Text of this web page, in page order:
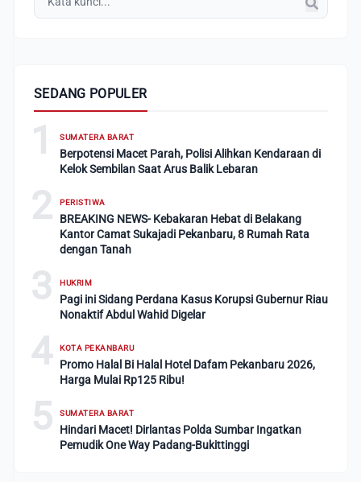
SEDANG POPULER
1 SUMATERA BARAT
Berpotensi Macet Parah, Polisi Alihkan Kendaraan di
Kelok Sembilan Saat Arus Balik Lebaran
2 PERISTIWA
BREAKING NEWS- Kebakaran Hebat di Belakang
Kantor Camat Sukajadi Pekanbaru, 8 Rumah Rata
dengan Tanah
3 HUKRIM
Pagi ini Sidang Perdana Kasus Korupsi Gubernur Riau
Nonaktif Abdul Wahid Digelar
4 KOTA PEKANBARU
Promo Halal Bi Halal Hotel Dafam Pekanbaru 2026,
Harga Mulai Rp125 Ribu!
5 SUMATERA BARAT
Hindari Macet! Dirlantas Polda Sumbar Ingatkan
Pemudik One Way Padang-Bukittinggi